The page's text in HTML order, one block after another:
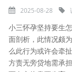
2025-08-28
小三怀孕坚持要生
面剖析，此情况颇
么此行为或许会牵
方责无旁贷地需承